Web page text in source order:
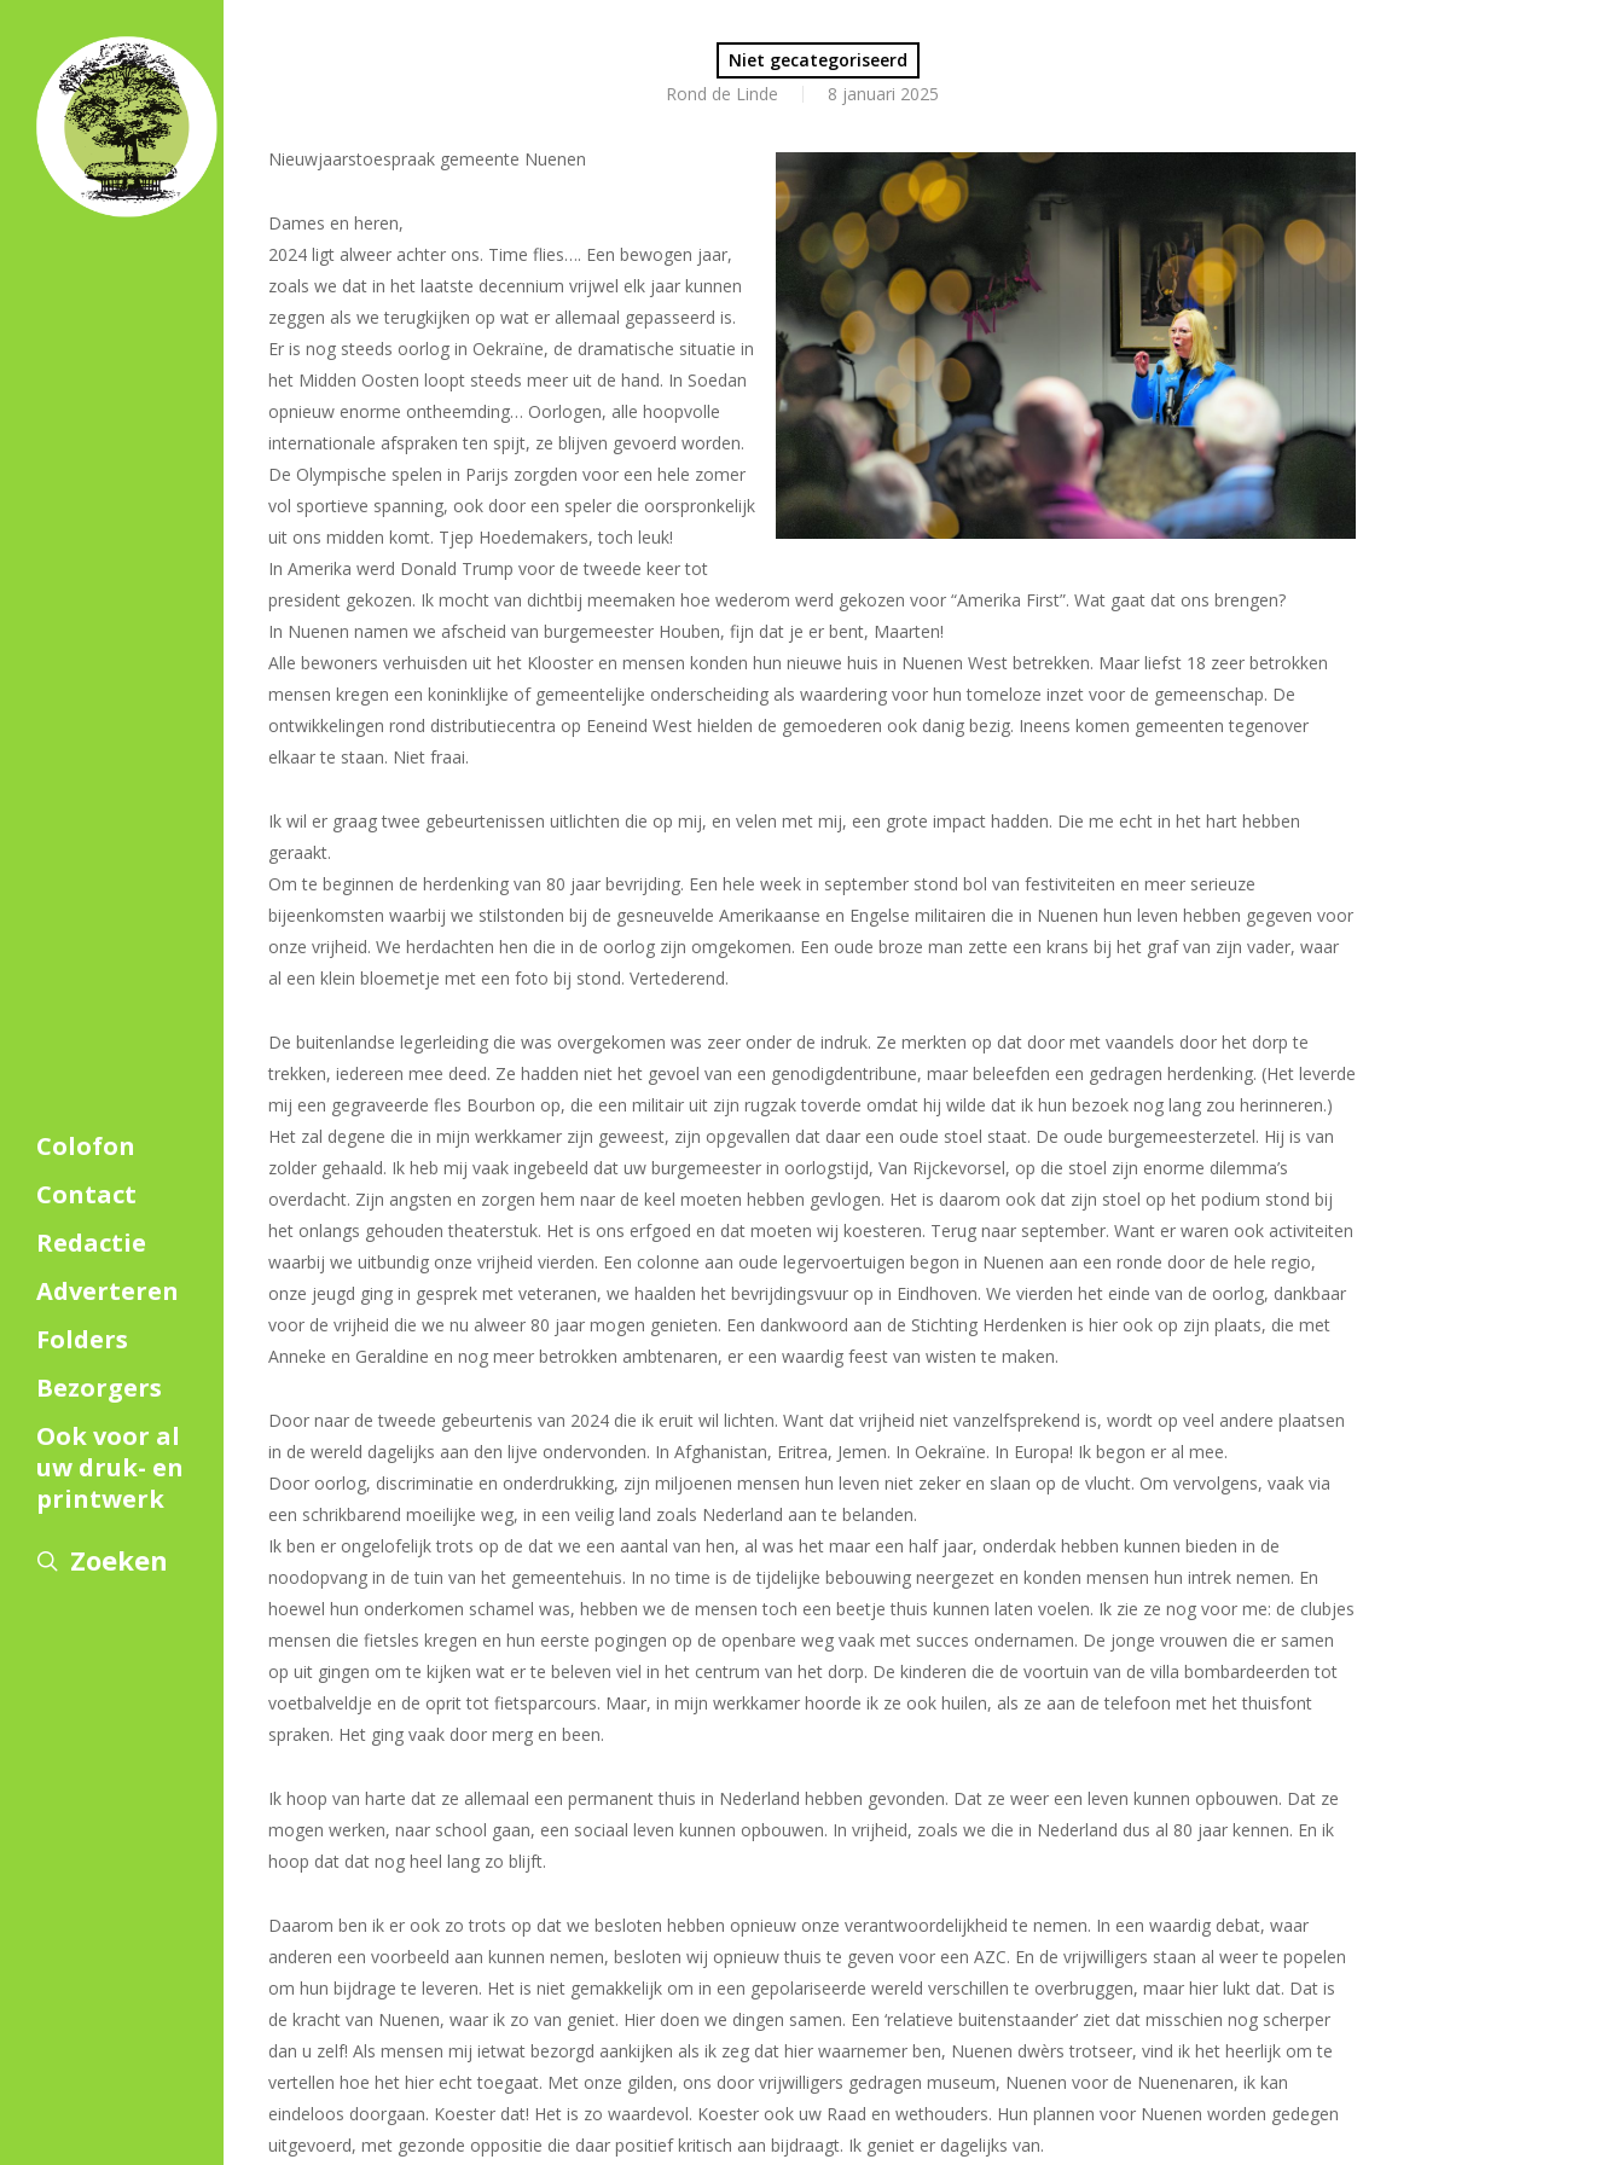
content
Colofon
Contact
Redactie
Adverteren
Folders
Bezorgers
Ook voor al
uw druk- en
printwerk
Zoeken
Niet gecategoriseerd
Rond de Linde
8 januari 2025
Nieuwjaarstoespraak gemeente Nuenen
Dames en heren,
2024 ligt alweer achter ons. Time flies…. Een bewogen jaar,
zoals we dat in het laatste decennium vrijwel elk jaar kunnen
zeggen als we terugkijken op wat er allemaal gepasseerd is.
Er is nog steeds oorlog in Oekraïne, de dramatische situatie in
het Midden Oosten loopt steeds meer uit de hand. In Soedan
opnieuw enorme ontheemding… Oorlogen, alle hoopvolle
internationale afspraken ten spijt, ze blijven gevoerd worden.
De Olympische spelen in Parijs zorgden voor een hele zomer
vol sportieve spanning, ook door een speler die oorspronkelijk
uit ons midden komt. Tjep Hoedemakers, toch leuk!
In Amerika werd Donald Trump voor de tweede keer tot
president gekozen. Ik mocht van dichtbij meemaken hoe wederom werd gekozen voor “Amerika First”. Wat gaat dat ons brengen?
In Nuenen namen we afscheid van burgemeester Houben, fijn dat je er bent, Maarten!
Alle bewoners verhuisden uit het Klooster en mensen konden hun nieuwe huis in Nuenen West betrekken. Maar liefst 18 zeer betrokken
mensen kregen een koninklijke of gemeentelijke onderscheiding als waardering voor hun tomeloze inzet voor de gemeenschap. De
ontwikkelingen rond distributiecentra op Eeneind West hielden de gemoederen ook danig bezig. Ineens komen gemeenten tegenover
elkaar te staan. Niet fraai.
Ik wil er graag twee gebeurtenissen uitlichten die op mij, en velen met mij, een grote impact hadden. Die me echt in het hart hebben
geraakt.
Om te beginnen de herdenking van 80 jaar bevrijding. Een hele week in september stond bol van festiviteiten en meer serieuze
bijeenkomsten waarbij we stilstonden bij de gesneuvelde Amerikaanse en Engelse militairen die in Nuenen hun leven hebben gegeven voor
onze vrijheid. We herdachten hen die in de oorlog zijn omgekomen. Een oude broze man zette een krans bij het graf van zijn vader, waar
al een klein bloemetje met een foto bij stond. Vertederend.
De buitenlandse legerleiding die was overgekomen was zeer onder de indruk. Ze merkten op dat door met vaandels door het dorp te
trekken, iedereen mee deed. Ze hadden niet het gevoel van een genodigdentribune, maar beleefden een gedragen herdenking. (Het leverde
mij een gegraveerde fles Bourbon op, die een militair uit zijn rugzak toverde omdat hij wilde dat ik hun bezoek nog lang zou herinneren.)
Het zal degene die in mijn werkkamer zijn geweest, zijn opgevallen dat daar een oude stoel staat. De oude burgemeesterzetel. Hij is van
zolder gehaald. Ik heb mij vaak ingebeeld dat uw burgemeester in oorlogstijd, Van Rijckevorsel, op die stoel zijn enorme dilemma’s
overdacht. Zijn angsten en zorgen hem naar de keel moeten hebben gevlogen. Het is daarom ook dat zijn stoel op het podium stond bij
het onlangs gehouden theaterstuk. Het is ons erfgoed en dat moeten wij koesteren. Terug naar september. Want er waren ook activiteiten
waarbij we uitbundig onze vrijheid vierden. Een colonne aan oude legervoertuigen begon in Nuenen aan een ronde door de hele regio,
onze jeugd ging in gesprek met veteranen, we haalden het bevrijdingsvuur op in Eindhoven. We vierden het einde van de oorlog, dankbaar
voor de vrijheid die we nu alweer 80 jaar mogen genieten. Een dankwoord aan de Stichting Herdenken is hier ook op zijn plaats, die met
Anneke en Geraldine en nog meer betrokken ambtenaren, er een waardig feest van wisten te maken.
Door naar de tweede gebeurtenis van 2024 die ik eruit wil lichten. Want dat vrijheid niet vanzelfsprekend is, wordt op veel andere plaatsen
in de wereld dagelijks aan den lijve ondervonden. In Afghanistan, Eritrea, Jemen. In Oekraïne. In Europa! Ik begon er al mee.
Door oorlog, discriminatie en onderdrukking, zijn miljoenen mensen hun leven niet zeker en slaan op de vlucht. Om vervolgens, vaak via
een schrikbarend moeilijke weg, in een veilig land zoals Nederland aan te belanden.
Ik ben er ongelofelijk trots op de dat we een aantal van hen, al was het maar een half jaar, onderdak hebben kunnen bieden in de
noodopvang in de tuin van het gemeentehuis. In no time is de tijdelijke bebouwing neergezet en konden mensen hun intrek nemen. En
hoewel hun onderkomen schamel was, hebben we de mensen toch een beetje thuis kunnen laten voelen. Ik zie ze nog voor me: de clubjes
mensen die fietsles kregen en hun eerste pogingen op de openbare weg vaak met succes ondernamen. De jonge vrouwen die er samen
op uit gingen om te kijken wat er te beleven viel in het centrum van het dorp. De kinderen die de voortuin van de villa bombardeerden tot
voetbalveldje en de oprit tot fietsparcours. Maar, in mijn werkkamer hoorde ik ze ook huilen, als ze aan de telefoon met het thuisfont
spraken. Het ging vaak door merg en been.
Ik hoop van harte dat ze allemaal een permanent thuis in Nederland hebben gevonden. Dat ze weer een leven kunnen opbouwen. Dat ze
mogen werken, naar school gaan, een sociaal leven kunnen opbouwen. In vrijheid, zoals we die in Nederland dus al 80 jaar kennen. En ik
hoop dat dat nog heel lang zo blijft.
Daarom ben ik er ook zo trots op dat we besloten hebben opnieuw onze verantwoordelijkheid te nemen. In een waardig debat, waar
anderen een voorbeeld aan kunnen nemen, besloten wij opnieuw thuis te geven voor een AZC. En de vrijwilligers staan al weer te popelen
om hun bijdrage te leveren. Het is niet gemakkelijk om in een gepolariseerde wereld verschillen te overbruggen, maar hier lukt dat. Dat is
de kracht van Nuenen, waar ik zo van geniet. Hier doen we dingen samen. Een ‘relatieve buitenstaander’ ziet dat misschien nog scherper
dan u zelf! Als mensen mij ietwat bezorgd aankijken als ik zeg dat hier waarnemer ben, Nuenen dwèrs trotseer, vind ik het heerlijk om te
vertellen hoe het hier echt toegaat. Met onze gilden, ons door vrijwilligers gedragen museum, Nuenen voor de Nuenenaren, ik kan
eindeloos doorgaan. Koester dat! Het is zo waardevol. Koester ook uw Raad en wethouders. Hun plannen voor Nuenen worden gedegen
uitgevoerd, met gezonde oppositie die daar positief kritisch aan bijdraagt. Ik geniet er dagelijks van.